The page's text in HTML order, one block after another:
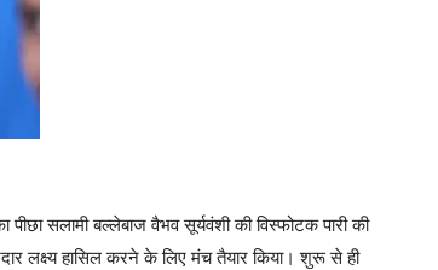
सलामी बल्लेबाज वैभव सूर्यवंशी की विस्फोटक पारी की
लक्ष्य हासिल करने के लिए मंच तैयार किया।शुरू से ही